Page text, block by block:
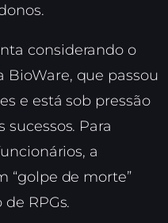
considerando o
que passou
e está sob pressão
sucessos. Para
a
“golpe de morte”
RPGs.